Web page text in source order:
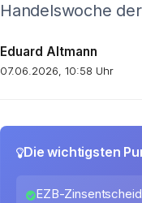
Handelswoche
Eduard Altmann
07.06.2026, 10:58 Uhr
Die wichtigsten
EZB-Zinsentscheid